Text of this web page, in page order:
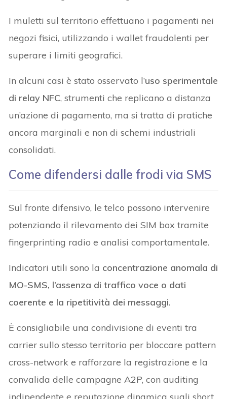
I muletti sul territorio effettuano i pagamenti nei
negozi fisici, utilizzando i wallet fraudolenti per
superare i limiti geografici.
In alcuni casi è stato osservato l’uso sperimentale
di relay NFC, strumenti che replicano a distanza
un’azione di pagamento, ma si tratta di pratiche
ancora marginali e non di schemi industriali
consolidati.
Come difendersi dalle frodi via SMS
Sul fronte difensivo, le telco possono intervenire
potenziando il rilevamento dei SIM box tramite
fingerprinting radio e analisi comportamentale.
Indicatori utili sono la concentrazione anomala di
MO-SMS, l’assenza di traffico voce o dati
coerente e la ripetitività dei messaggi.
È consigliabile una condivisione di eventi tra
carrier sullo stesso territorio per bloccare pattern
cross-network e rafforzare la registrazione e la
convalida delle campagne A2P, con auditing